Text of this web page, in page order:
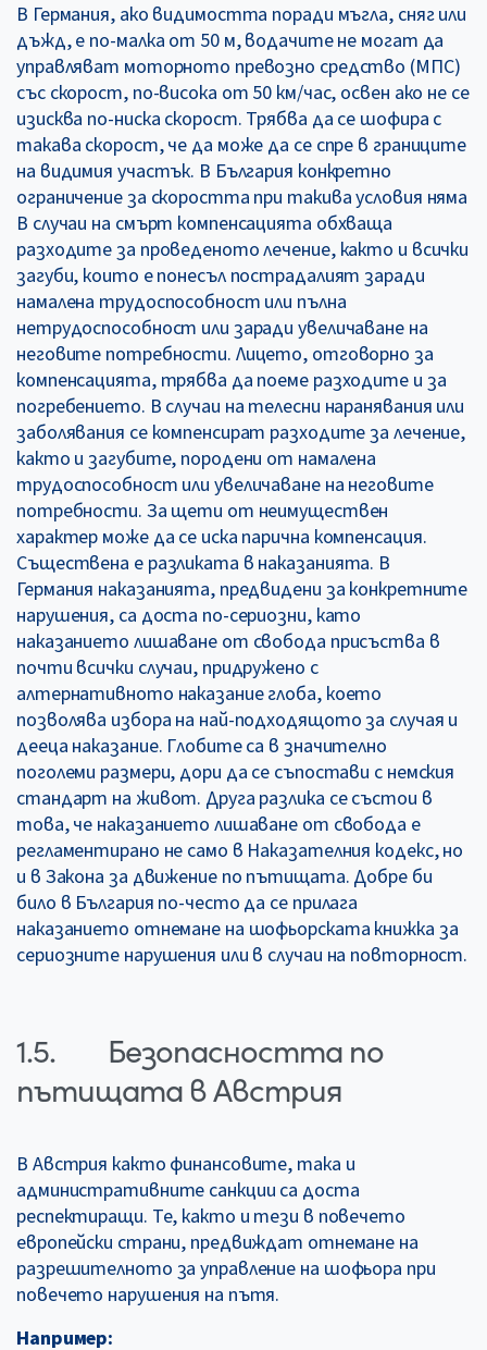
В Германия, ако видимостта поради мъгла, сняг или
дъжд, е по-малка от 50 м, водачите не могат да
управляват моторното превозно средство (МПС)
със скорост, по-висока от 50 км/час, освен ако не се
изисква по-ниска скорост. Трябва да се шофира с
такава скорост, че да може да се спре в границите
на видимия участък. В България конкретно
ограничение за скоростта при такива условия няма
В случаи на смърт компенсацията обхваща
разходите за проведеното лечение, както и всички
загуби, които е понесъл пострадалият заради
намалена трудоспособност или пълна
нетрудоспособност или заради увеличаване на
неговите потребности. Лицето, отговорно за
компенсацията, трябва да поеме разходите и за
погребението. В случаи на телесни наранявания или
заболявания се компенсират разходите за лечение,
както и загубите, породени от намалена
трудоспособност или увеличаване на неговите
потребности. За щети от неимуществен
характер може да се иска парична компенсация.
Съществена е разликата в наказанията. В
Германия наказанията, предвидени за конкретните
нарушения, са доста по-сериозни, като
наказанието лишаване от свобода присъства в
почти всички случаи, придружено с
алтернативното наказание глоба, което
позволява избора на най-подходящото за случая и
дееца наказание. Глобите са в значително
поголеми размери, дори да се съпостави с немския
стандарт на живот. Друга разлика се състои в
това, че наказанието лишаване от свобода е
регламентирано не само в Наказателния кодекс, но
и в Закона за движение по пътищата. Добре би
било в България по-често да се прилага
наказанието отнемане на шофьорската книжка за
сериозните нарушения или в случаи на повторност.
1.5. Безопасността по
пътищата в Австрия
В Австрия както финансовите, така и
административните санкции са доста
респектиращи. Те, както и тези в повечето
европейски страни, предвиждат отнемане на
разрешителното за управление на шофьора при
повечето нарушения на пътя.
Например: